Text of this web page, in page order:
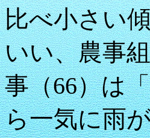
比べ小さい
いい、農事
事（66）は
ら一気に雨